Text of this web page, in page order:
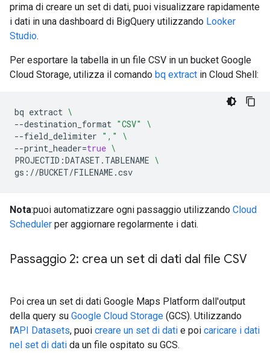
prima di creare un set di dati, puoi visualizzare rapidamente
i dati in una dashboard di BigQuery utilizzando Looker
Studio.
Per esportare la tabella in un file CSV in un bucket Google
Cloud Storage, utilizza il comando bq extract in Cloud Shell:
bq extract \
--destination_format "CSV"
\
--field_delimiter ","
\
--print_header=true \
PROJECTID:DATASET.TABLENAME \
Nota:puoi automatizzare ogni passaggio utilizzando Cloud
Scheduler per aggiornare regolarmente i dati.
Passaggio 2: crea un set di dati dal file CSV
Poi crea un set di dati Google Maps Platform dall'output
della query su Google Cloud Storage (GCS). Utilizzando
l'API Datasets, puoi creare un set di dati e poi caricare i dati
nel set di dati da un file ospitato su GCS.